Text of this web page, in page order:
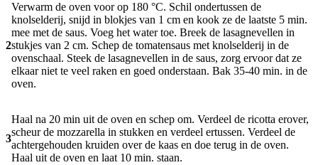
2
Verwarm de oven voor op 180 °C. Schil ondertussen de
knolselderij, snijd in blokjes van 1 cm en kook ze de laatste 5 min.
mee met de saus. Voeg het water toe. Breek de lasagnevellen in
stukjes van 2 cm. Schep de tomatensaus met knolselderij in de
ovenschaal. Steek de lasagnevellen in de saus, zorg ervoor dat ze
elkaar niet te veel raken en goed onderstaan. Bak 35-40 min. in de
oven.
3
Haal na 20 min uit de oven en schep om. Verdeel de ricotta erover,
scheur de mozzarella in stukken en verdeel ertussen. Verdeel de
achtergehouden kruiden over de kaas en doe terug in de oven.
Haal uit de oven en laat 10 min. staan.